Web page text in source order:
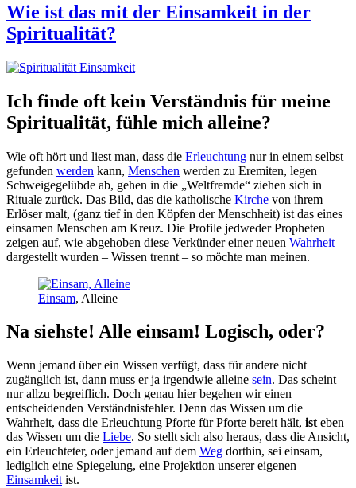
Wie ist das mit der Einsamkeit in der
Spiritualität?
Ich finde oft kein Verständnis für meine
Spiritualität, fühle mich alleine?
Wie oft hört und liest man, dass die Erleuchtung nur in einem selbst
gefunden werden kann, Menschen werden zu Eremiten, legen
Schweigegelübde ab, gehen in die „Weltfremde“ ziehen sich in
Rituale zurück. Das Bild, das die katholische Kirche von ihrem
Erlöser malt, (ganz tief in den Köpfen der Menschheit) ist das eines
einsamen Menschen am Kreuz. Die Profile jedweder Propheten
zeigen auf, wie abgehoben diese Verkünder einer neuen Wahrheit
dargestellt wurden – Wissen trennt – so möchte man meinen.
Einsam, Alleine
Na siehste! Alle einsam! Logisch, oder?
Wenn jemand über ein Wissen verfügt, dass für andere nicht
zugänglich ist, dann muss er ja irgendwie alleine sein. Das scheint
nur allzu begreiflich. Doch genau hier begehen wir einen
entscheidenden Verständnisfehler. Denn das Wissen um die
Wahrheit, dass die Erleuchtung Pforte für Pforte bereit hält, ist eben
das Wissen um die Liebe. So stellt sich also heraus, dass die Ansicht,
ein Erleuchteter, oder jemand auf dem Weg dorthin, sei einsam,
lediglich eine Spiegelung, eine Projektion unserer eigenen
Einsamkeit ist.